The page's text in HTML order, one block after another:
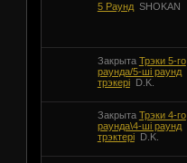
5 Раунд SHOKAN
Закрыта Трэки 5-го
раунда/5-шi раунд
трэкерi
D.K.
Закрыта Трэки 4-го
раунда\4-ші раунд
трэктері
D.K.